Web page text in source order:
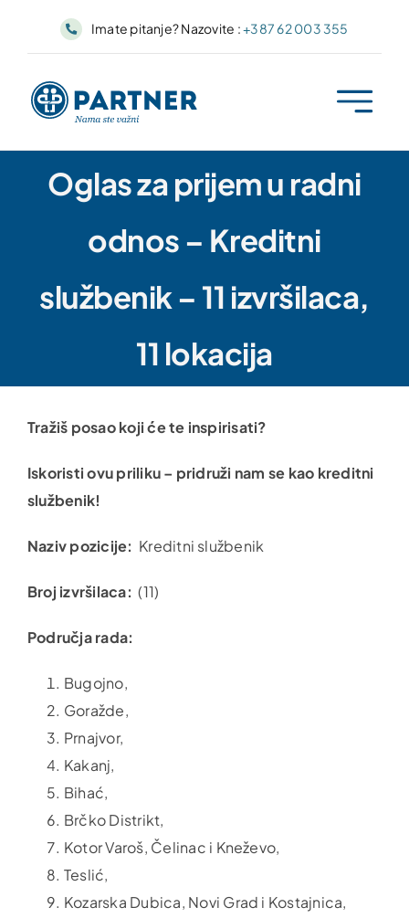
Imate pitanje? Nazovite :+387 62 003 355
Oglas za prijem u radni
odnos – Kreditni
službenik – 11 izvršilaca,
11 lokacija
Tražiš posao koji će te inspirisati?
Iskoristi ovu priliku – pridruži nam se kao kreditni
službenik!
Naziv pozicije: Kreditni službenik
Broj izvršilaca: (11)
Područja rada:
Bugojno,
Goražde,
Prnajvor,
Kakanj,
Bihać,
Brčko Distrikt,
Kotor Varoš, Čelinac i Kneževo,
Teslić,
Kozarska Dubica, Novi Grad i Kostajnica,